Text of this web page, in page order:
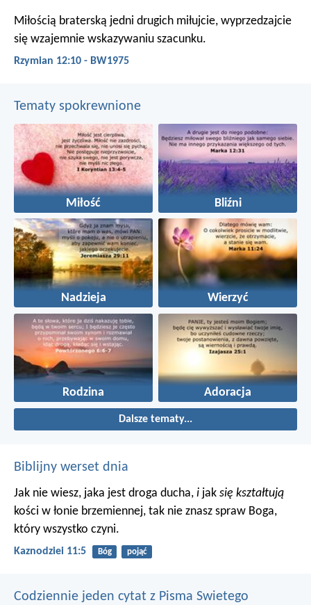
Miłością braterską jedni drugich miłujcie, wyprzedzajcie
się wzajemnie wskazywaniu szacunku.
Rzymian 12:10 - BW1975
Tematy spokrewnione
Miłość Bliźni
Nadzieja Wierzyć
Rodzina Adoracja
Dalsze tematy...
Biblijny werset dnia
Jak nie wiesz, jaka jest droga ducha, i jak się kształtują
kości w łonie brzemiennej, tak nie znasz spraw Boga,
który wszystko czyni.
Kaznodziei 11:5 Bóg pojąć
Codziennie jeden cytat z Pisma Swietego